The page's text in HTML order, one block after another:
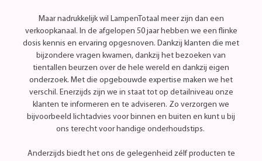
Maar nadrukkelijk wil LampenTotaal meer zijn dan een
verkoopkanaal. In de afgelopen 50 jaar hebben we een flinke
dosis kennis en ervaring opgesnoven. Dankzij klanten die met
bijzondere vragen kwamen, dankzij het bezoeken van
tientallen beurzen over de hele wereld en dankzij eigen
onderzoek. Met die opgebouwde expertise maken we het
verschil. Enerzijds zijn we in staat tot op detailniveau onze
klanten te informeren en te adviseren. Zo verzorgen we
bijvoorbeeld lichtadvies voor binnen en buiten en kunt u bij
ons terecht voor handige onderhoudstips.
Anderzijds biedt het ons de gelegenheid zélf producten te